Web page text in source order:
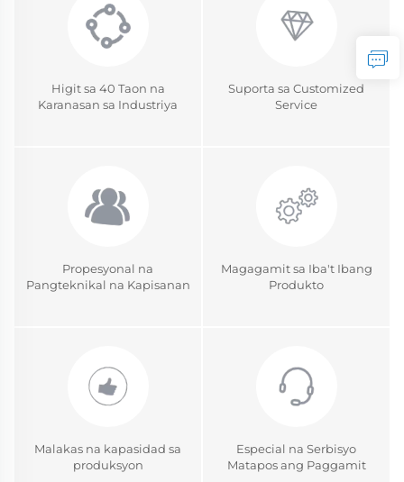
Higit sa 40 Taon na
Karanasan sa Industriya
Suporta sa Customized
Service
Propesyonal na
Pangteknikal na Kapisanan
Magagamit sa Iba't Ibang
Produkto
Malakas na kapasidad sa
produksyon
Especial na Serbisyo
Matapos ang Paggamit